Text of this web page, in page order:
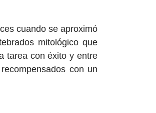
cuando se aproximó
mitológico que
tarea con éxito y entre
con un